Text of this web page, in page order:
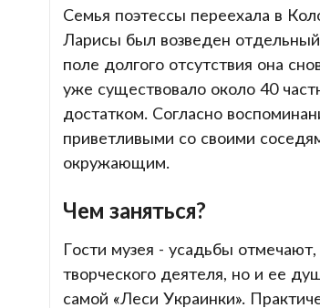
Семья поэтессы переехала в
Ларисы был возведен
поле долгого отсутствия она
уже существовало около 40
достатком. Согласно
приветливыми со своими
окружающим.
Чем заняться?
Гости музея - усадьбы
творческого деятеля, но и ее
самой «Леси Украинки».